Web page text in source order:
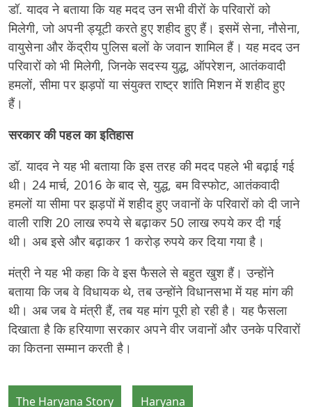
डॉ. यादव ने बताया कि यह मदद उन सभी वीरों के परिवारों को
मिलेगी, जो अपनी ड्यूटी करते हुए शहीद हुए हैं। इसमें सेना, नौसेना,
वायुसेना और केंद्रीय पुलिस बलों के जवान शामिल हैं। यह मदद उन
परिवारों को भी मिलेगी, जिनके सदस्य युद्ध, ऑपरेशन, आतंकवादी
हमलों, सीमा पर झड़पों या संयुक्त राष्ट्र शांति मिशन में शहीद हुए
हैं।
सरकार की पहल का इतिहास
डॉ. यादव ने यह भी बताया कि इस तरह की मदद पहले भी बढ़ाई गई
थी। 24 मार्च, 2016 के बाद से, युद्ध, बम विस्फोट, आतंकवादी
हमलों या सीमा पर झड़पों में शहीद हुए जवानों के परिवारों को दी जाने
वाली राशि 20 लाख रुपये से बढ़ाकर 50 लाख रुपये कर दी गई
थी। अब इसे और बढ़ाकर 1 करोड़ रुपये कर दिया गया है।
मंत्री ने यह भी कहा कि वे इस फैसले से बहुत खुश हैं। उन्होंने
बताया कि जब वे विधायक थे, तब उन्होंने विधानसभा में यह मांग की
थी। अब जब वे मंत्री हैं, तब यह मांग पूरी हो रही है। यह फैसला
दिखाता है कि हरियाणा सरकार अपने वीर जवानों और उनके परिवारों
का कितना सम्मान करती है।
The Haryana Story Haryana